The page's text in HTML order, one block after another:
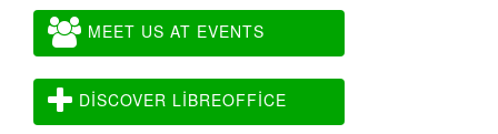
MEET US AT EVENTS
DISCOVER LIBREOFFICE